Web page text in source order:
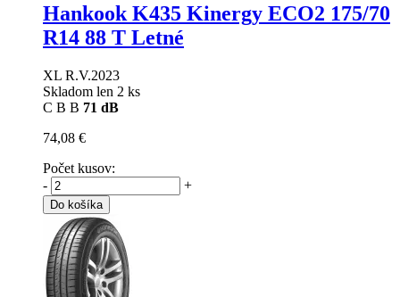
Hankook K435 Kinergy ECO2 175/70
R14 88 T Letné
XL R.V.2023
Skladom len 2 ks
C B B 71 dB
74,08 €
Počet kusov:
-
+
Do košíka